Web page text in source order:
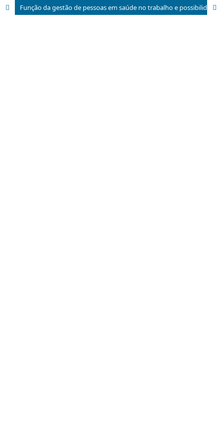
Função da gestão de pessoas em saúde no trabalho e possibilidades de contribuições da ergonomia